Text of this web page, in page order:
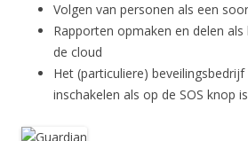
Volgen van personen als een
Rapporten opmaken en delen
de cloud
Het (particuliere)
inschakelen als op de SOS knop